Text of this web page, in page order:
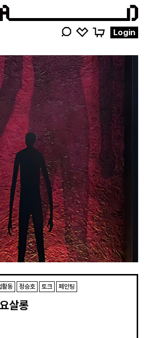
영감
검색해
주세요
Login
활동 정승호 토크 페인팅
살롱